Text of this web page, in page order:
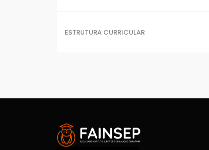
ESTRUTURA CURRICULAR